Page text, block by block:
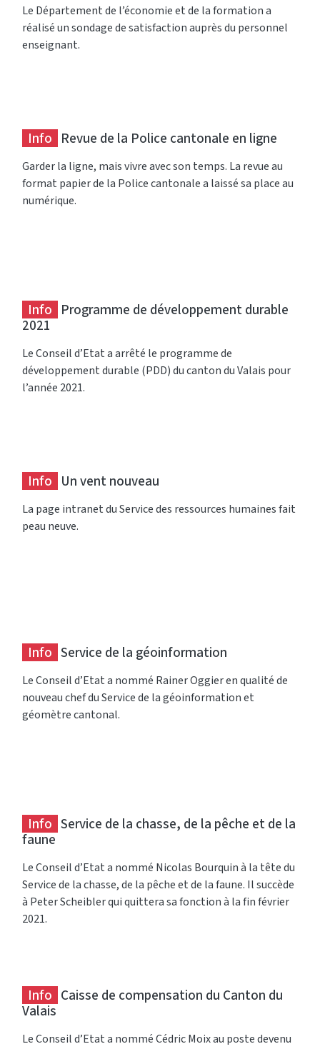
Le Département de l’économie et de la formation a
réalisé un sondage de satisfaction auprès du personnel
enseignant.
Info Revue de la Police cantonale en ligne
Garder la ligne, mais vivre avec son temps. La revue au
format papier de la Police cantonale a laissé sa place au
numérique.
Info Programme de développement durable
2021
Le Conseil d’Etat a arrêté le programme de
développement durable (PDD) du canton du Valais pour
l’année 2021.
Info Un vent nouveau
La page intranet du Service des ressources humaines fait
peau neuve.
Info Service de la géoinformation
Le Conseil d’Etat a nommé Rainer Oggier en qualité de
nouveau chef du Service de la géoinformation et
géomètre cantonal.
Info Service de la chasse, de la pêche et de la
faune
Le Conseil d’Etat a nommé Nicolas Bourquin à la tête du
Service de la chasse, de la pêche et de la faune. Il succède
à Peter Scheibler qui quittera sa fonction à la fin février
2021.
Info Caisse de compensation du Canton du
Valais
Le Conseil d’Etat a nommé Cédric Moix au poste devenu